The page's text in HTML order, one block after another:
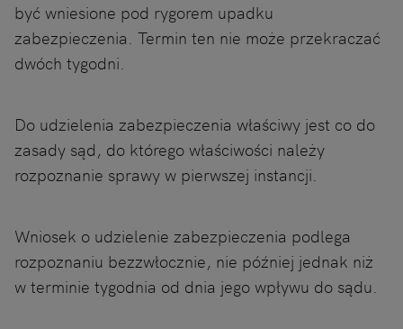
być wniesione pod rygorem upadku
zabezpieczenia. Termin ten nie może przekraczać
dwóch tygodni.
Do udzielenia zabezpieczenia właściwy jest co do
zasady sąd, do którego właściwości należy
rozpoznanie sprawy w pierwszej instancji.
Wniosek o udzielenie zabezpieczenia podlega
rozpoznaniu bezzwłocznie, nie później jednak niż
w terminie tygodnia od dnia jego wpływu do sądu.